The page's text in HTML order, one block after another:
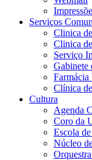
Serviços
Clinica
Clinica
Serviço
Gabinete
Farmácia
Clínica
Cultura
Agenda
Coro da
Escola
Núcleo